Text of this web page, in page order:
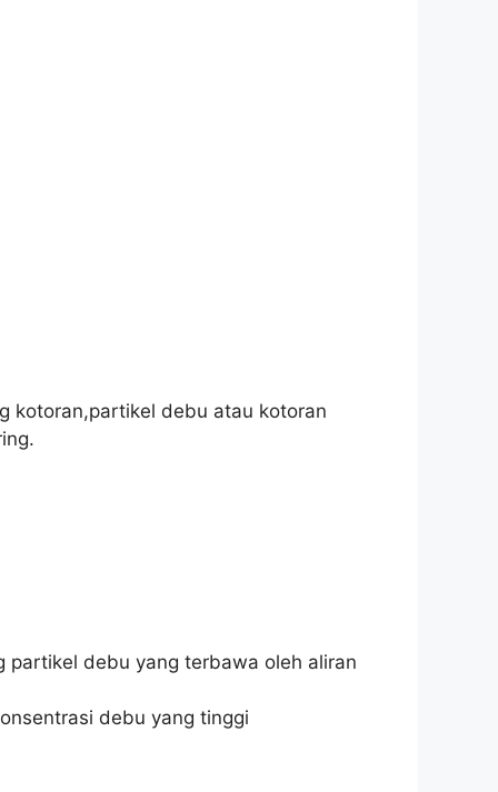
kotoran,partikel debu atau kotoran
partikel debu yang terbawa oleh aliran
debu yang tinggi